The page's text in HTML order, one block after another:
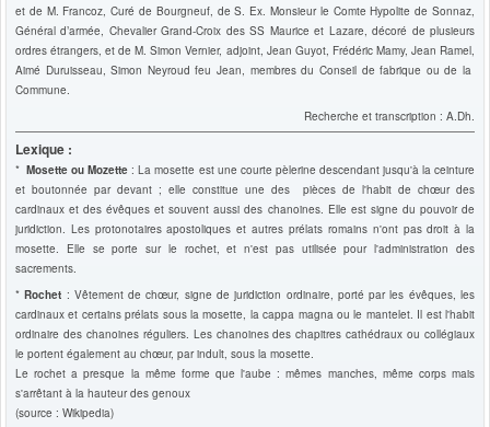
et de M. Francoz, Curé de Bourgneuf, de S. Ex. Monsieur le Comte Hypolite de Sonnaz,
Général d’armée, Chevalier Grand-Croix des SS Maurice et Lazare, décoré de plusieurs
ordres étrangers, et de M. Simon Vernier, adjoint, Jean Guyot, Frédéric Mamy, Jean Ramel,
Aimé Duruisseau, Simon Neyroud feu Jean, membres du Conseil de fabrique ou de la
Commune.
Recherche et transcription : A.Dh.
Lexique :
*Mosette ou Mozette : La mosette est une courte pèlerine descendant jusqu'à la ceinture
et boutonnée par devant ; elle constitue une des pièces de l'habit de chœur des
cardinaux et des évêques et souvent aussi des chanoines. Elle est signe du pouvoir de
juridiction. Les protonotaires apostoliques et autres prélats romains n'ont pas droit à la
mosette. Elle se porte sur le rochet, et n'est pas utilisée pour l'administration des
sacrements.
*Rochet : Vêtement de chœur, signe de juridiction ordinaire, porté par les évêques, les
cardinaux et certains prélats sous la mosette, la cappa magna ou le mantelet. Il est l'habit
ordinaire des chanoines réguliers. Les chanoines des chapitres cathédraux ou collégiaux
le portent également au chœur, par indult, sous la mosette.
Le rochet a presque la même forme que l'aube : mêmes manches, même corps mais
s'arrêtant à la hauteur des genoux
(source : Wikipedia)